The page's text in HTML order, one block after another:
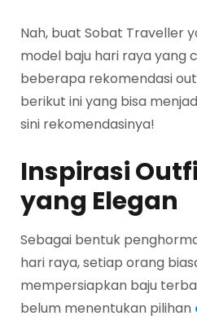
Nah, buat Sobat Traveller
model baju hari raya yang
beberapa rekomendasi
berikut ini yang bisa
sini rekomendasinya!
Inspirasi
yang Elegan
Sebagai bentuk
hari raya, setiap orang
mempersiapkan baju
belum menentukan pilihan